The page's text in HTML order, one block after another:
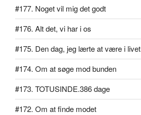
#177. Noget vil mig det godt
#176. Alt det, vi har i os
#175. Den dag, jeg lærte at være i livet
#174. Om at søge mod bunden
#173. TOTUSINDE.386 dage
#172. Om at finde modet